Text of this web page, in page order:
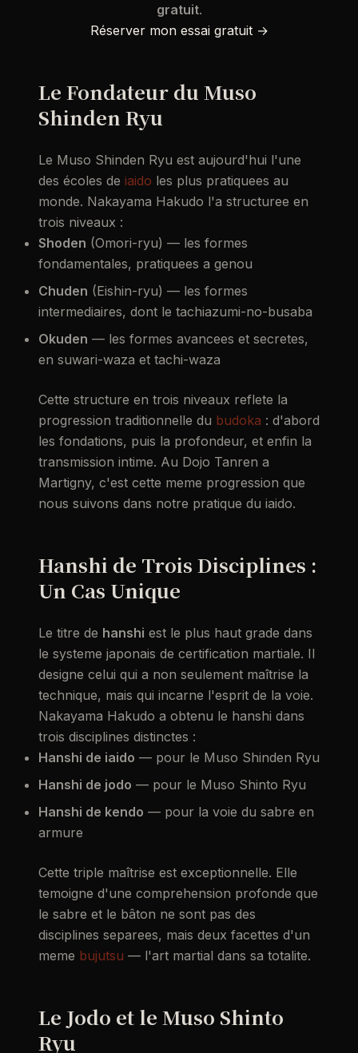
gratuit.
Réserver mon essai gratuit →
Le Fondateur du Muso
Shinden Ryu
Le Muso Shinden Ryu est aujourd'hui l'une
des écoles de iaido les plus pratiquees au
monde. Nakayama Hakudo l'a structuree en
trois niveaux :
Shoden (Omori-ryu) — les formes
fondamentales, pratiquees a genou
Chuden (Eishin-ryu) — les formes
intermediaires, dont le tachiazumi-no-busaba
Okuden — les formes avancees et secretes,
en suwari-waza et tachi-waza
Cette structure en trois niveaux reflete la
progression traditionnelle du budoka : d'abord
les fondations, puis la profondeur, et enfin la
transmission intime. Au Dojo Tanren a
Martigny, c'est cette meme progression que
nous suivons dans notre pratique du iaido.
Hanshi de Trois Disciplines :
Un Cas Unique
Le titre de hanshi est le plus haut grade dans
le systeme japonais de certification martiale. Il
designe celui qui a non seulement maîtrise la
technique, mais qui incarne l'esprit de la voie.
Nakayama Hakudo a obtenu le hanshi dans
trois disciplines distinctes :
Hanshi de iaido — pour le Muso Shinden Ryu
Hanshi de jodo — pour le Muso Shinto Ryu
Hanshi de kendo — pour la voie du sabre en
armure
Cette triple maîtrise est exceptionnelle. Elle
temoigne d'une comprehension profonde que
le sabre et le bâton ne sont pas des
disciplines separees, mais deux facettes d'un
meme bujutsu — l'art martial dans sa totalite.
Le Jodo et le Muso Shinto
Ryu